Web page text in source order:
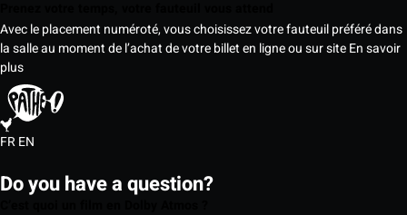
Avec le placement numéroté, vous choisissez votre fauteuil préféré dans
la salle au moment de l’achat de votre billet en ligne ou sur siteEn savoir
plus
FREN
Do you have a question?